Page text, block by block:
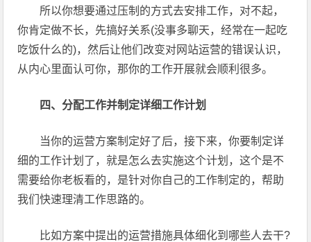
所以你想要通过压制的方式去安排工作，对不起，
你肯定做不长，先搞好关系(没事多聊天，经常在一起吃
吃饭什么的)，然后让他们改变对网站运营的错误认识，
从内心里面认可你，那你的工作开展就会顺利很多。
四、分配工作并制定详细工作计划
当你的运营方案制定好了后，接下来，你要制定详
细的工作计划了，就是怎么去实施这个计划，这个是不
需要给你老板看的，是针对你自己的工作制定的，帮助
我们快速理清工作思路的。
比如方案中提出的运营措施具体细化到哪些人去干?